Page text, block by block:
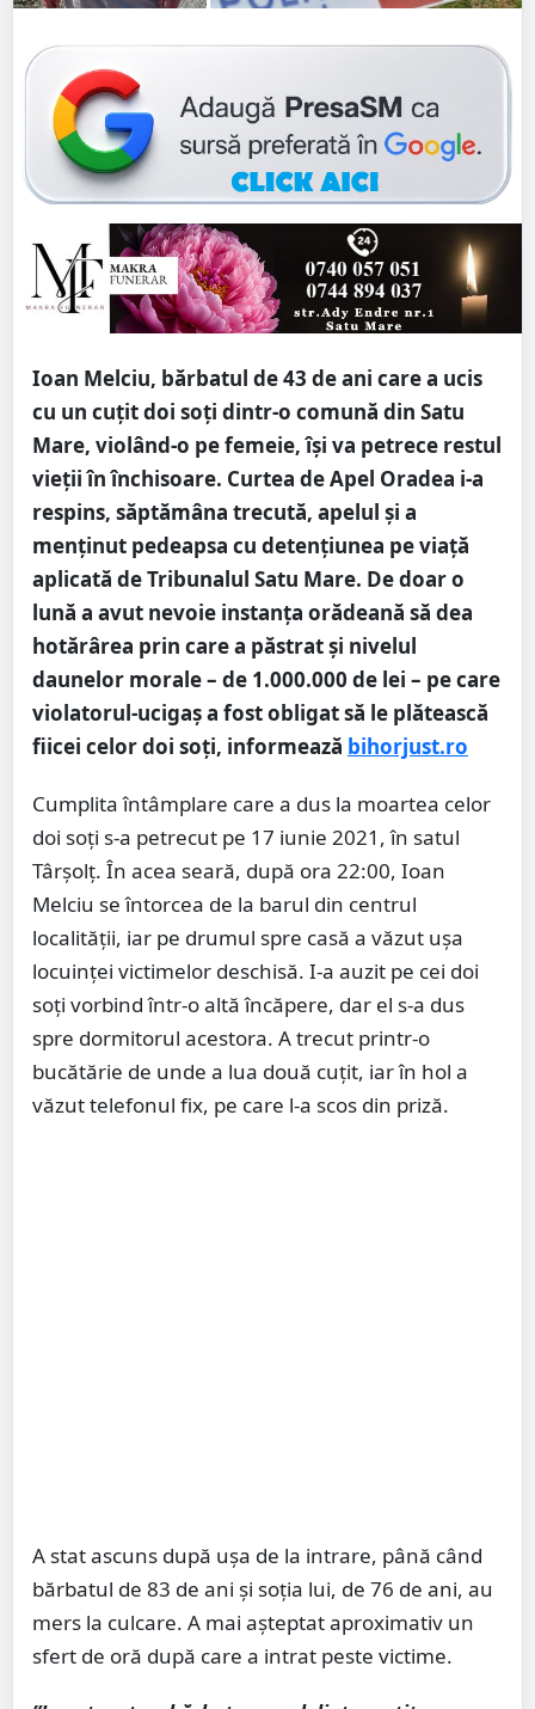
Ioan Melciu, bărbatul de 43 de ani care a ucis
cu un cuțit doi soți dintr-o comună din Satu
Mare, violând-o pe femeie, își va petrece restul
vieții în închisoare. Curtea de Apel Oradea i-a
respins, săptămâna trecută, apelul și a
menținut pedeapsa cu detențiunea pe viață
aplicată de Tribunalul Satu Mare. De doar o
lună a avut nevoie instanța orădeană să dea
hotărârea prin care a păstrat și nivelul
daunelor morale – de 1.000.000 de lei – pe care
violatorul-ucigaș a fost obligat să le plătească
fiicei celor doi soți, informează bihorjust.ro
Cumplita întâmplare care a dus la moartea celor
doi soți s-a petrecut pe 17 iunie 2021, în satul
Târșolț. În acea seară, după ora 22:00, Ioan
Melciu se întorcea de la barul din centrul
localității, iar pe drumul spre casă a văzut ușa
locuinței victimelor deschisă. I-a auzit pe cei doi
soți vorbind într-o altă încăpere, dar el s-a dus
spre dormitorul acestora. A trecut printr-o
bucătărie de unde a lua două cuțit, iar în hol a
văzut telefonul fix, pe care l-a scos din priză.
A stat ascuns după uşa de la intrare, până când
bărbatul de 83 de ani și soția lui, de 76 de ani, au
mers la culcare. A mai așteptat aproximativ un
sfert de oră după care a intrat peste victime.